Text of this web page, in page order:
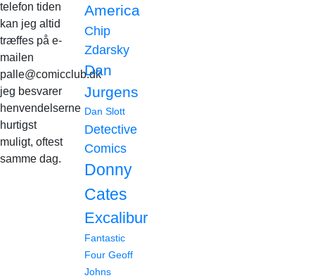
telefon tiden
kan jeg altid
træffes på e-
mailen
palle@comicclub.dk
jeg besvarer
henvendelserne
hurtigst
muligt, oftest
samme dag.
America
Chip
Zdarsky
Dan
Jurgens
Dan Slott
Detective
Comics
Donny
Cates
Excalibur
Fantastic
Four Geoff
Johns